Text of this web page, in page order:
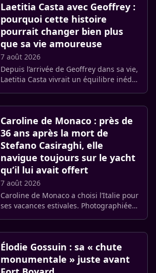
d’une (…)
Laetitia Casta avec Geoffrey :
pourquoi cette histoire
pourrait changer bien plus
que sa vie amoureuse
7 août 2026
Depuis l’arrivée de Geoffrey dans sa vie,
Laetitia Casta vivrait un équilibre inédit.
Caroline de Monaco : près de
36 ans après la mort de
Stefano Casiraghi, elle
navigue toujours sur le yacht
qu’il lui avait offert
7 août 2026
Caroline de Monaco a choisi l’Italie pour
ses vacances estivales. Photographiée
Élodie Gossuin : sa « chute
monumentale » juste avant